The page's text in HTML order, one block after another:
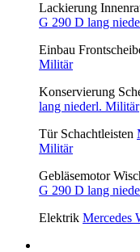
Lackierung
G 290 D lang
Einbau
Militär
Konservierung
lang niederl. Militär
Tür Schachtleisten
Militär
Gebläsemotor
G 290 D lang
Elektrik Mercedes